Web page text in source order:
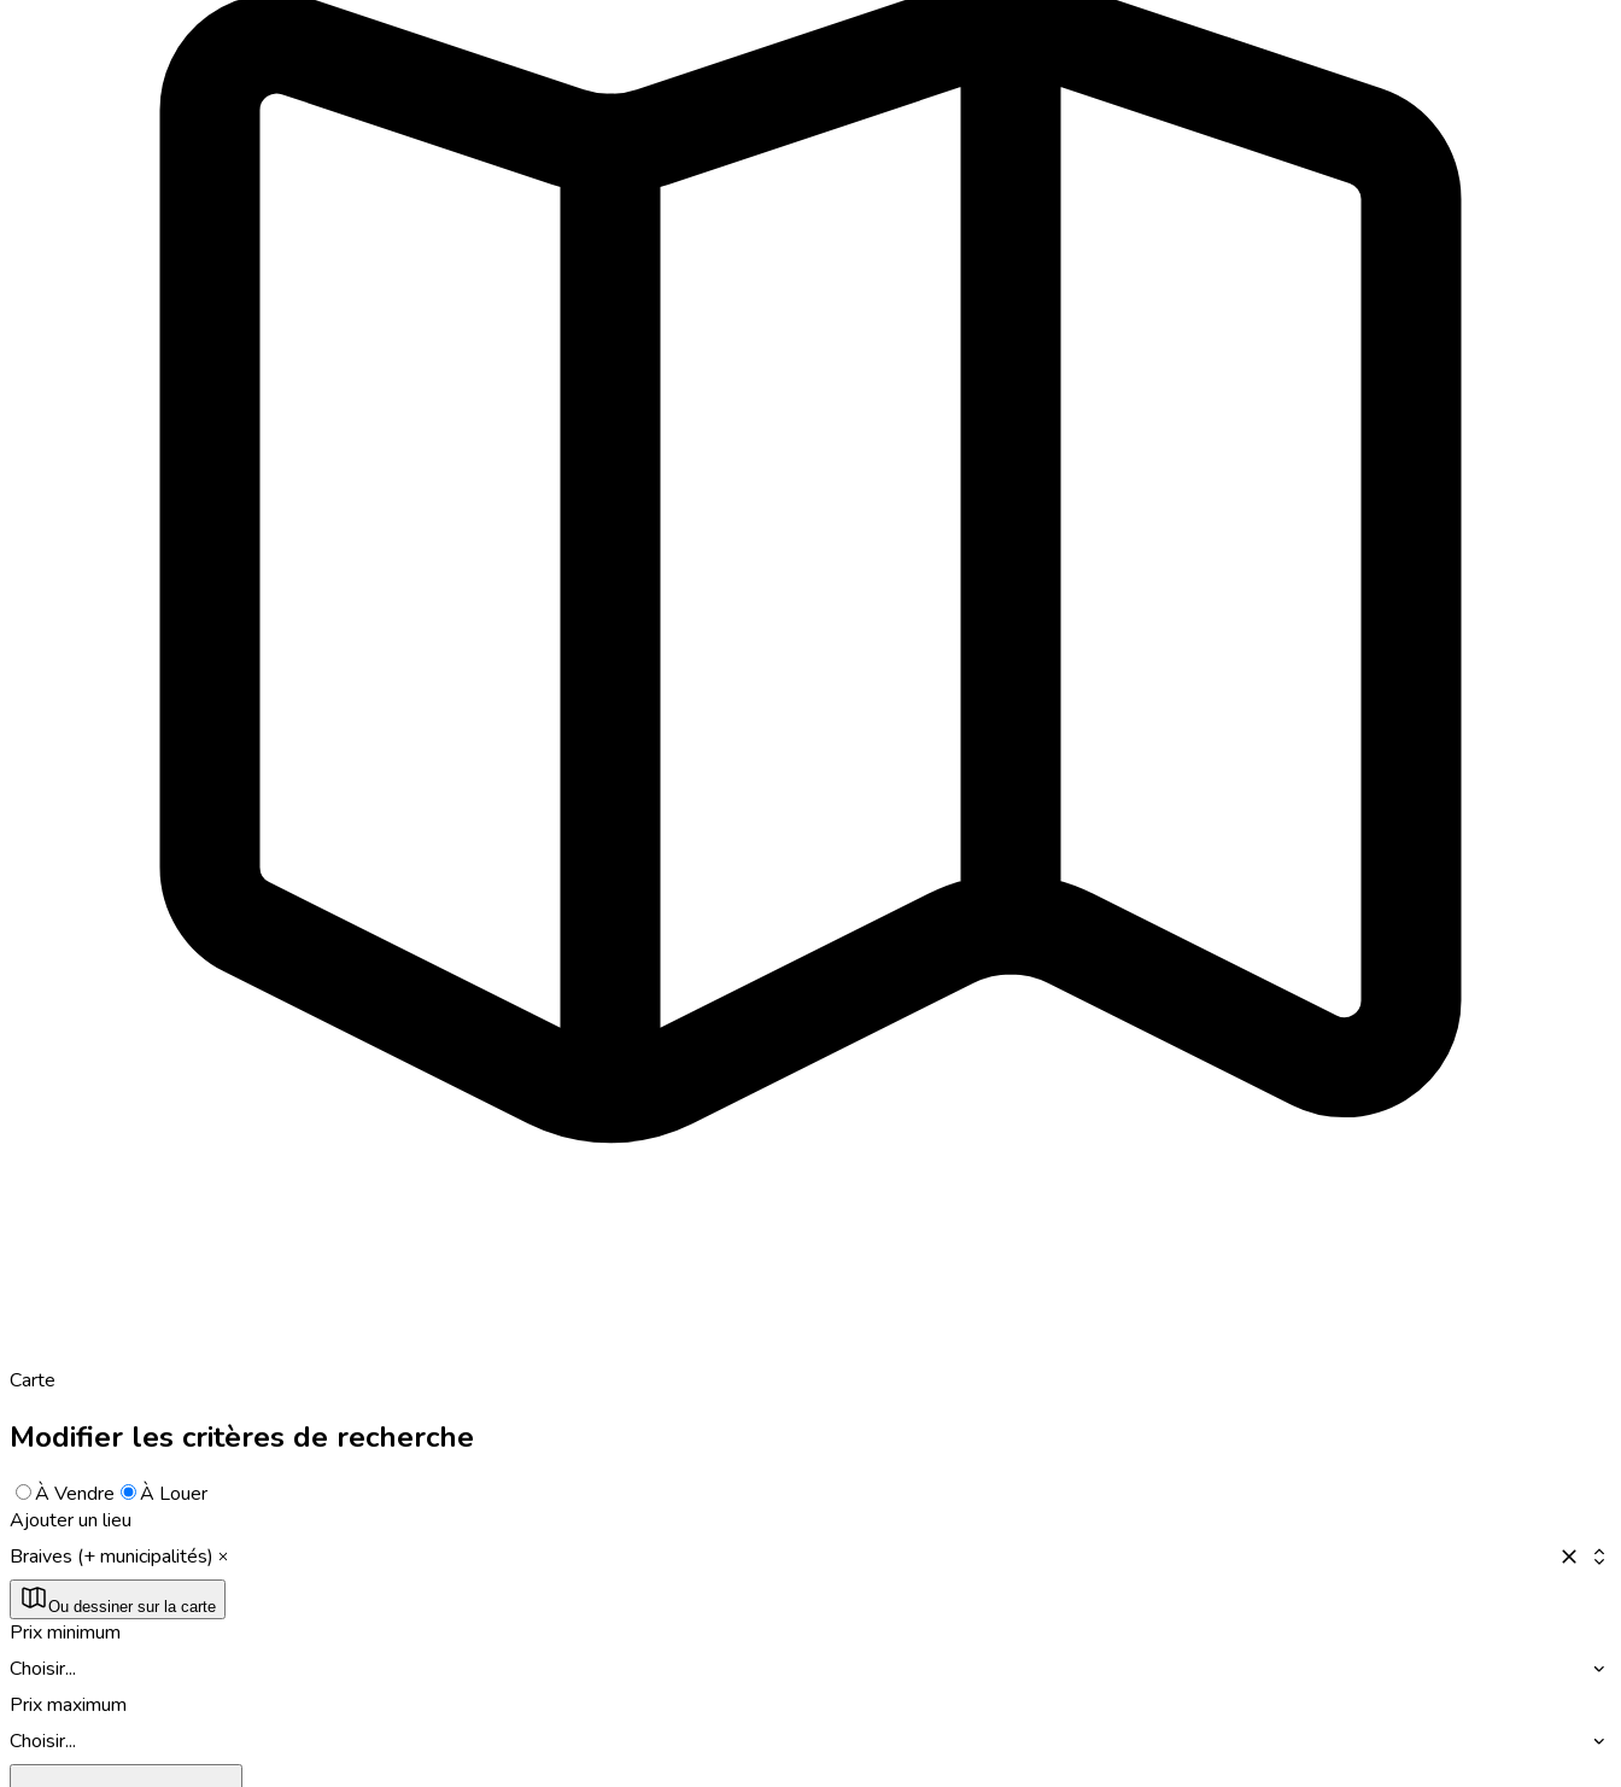
Carte
Modifier les critères de recherche
À Vendre
À Louer
Ajouter un lieu
Braives (+ municipalités)
Ou dessiner sur la carte
Prix minimum
Choisir...
Prix maximum
Choisir...